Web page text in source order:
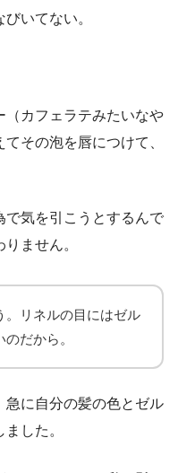
いてない。
（カフェラテみたいなや
その泡を唇につけて、
で気を引こうとするんで
ません。
。リネルの目にはゼル
だから。
急に自分の髪の色とゼル
した。